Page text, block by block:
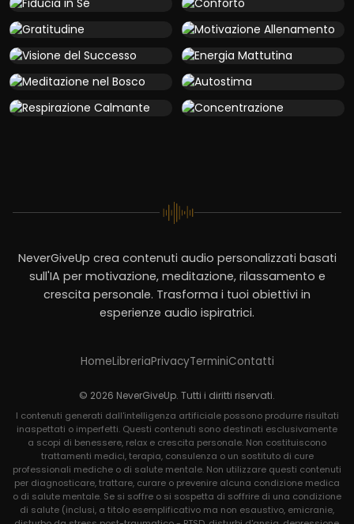
NeverGiveUp crea contenuti audio personalizzati basati
sull'IA per motivazione, meditazione, rilassamento e
crescita personale. Trasforma i tuoi obiettivi in
esperienze audio ispiratrici.
HomeLibreriaPrivacyTerminiContatti
© 2026 NeverGiveUp. Tutti i diritti riservati.
I contenuti generati dall'intelligenza artificiale possono produrre risultati
inaspettati o imperfetti. Questi contenuti sono destinati esclusivamente
a scopi di benessere, relax e crescita personale. Non costituiscono
trattamenti medici, terapia, consulenza o un sostituto di cure
professionali mediche o di salute mentale. Non utilizzare questi contenuti
per diagnosticare, trattare, curare o prevenire alcuna condizione medica
o di salute mentale. Se si soffre o si sospetta di soffrire di una condizione
di salute (inclusi, a titolo esemplificativo ma non esaustivo, emicranie,